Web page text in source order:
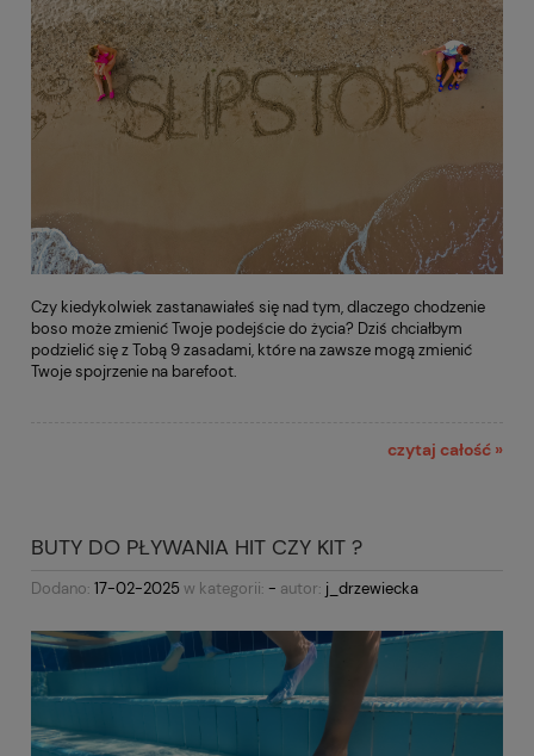
Czy kiedykolwiek zastanawiałeś się nad tym, dlaczego chodzenie
boso może zmienić Twoje podejście do życia? Dziś chciałbym
podzielić się z Tobą 9 zasadami, które na zawsze mogą zmienić
Twoje spojrzenie na barefoot.
czytaj całość »
BUTY DO PŁYWANIA HIT CZY KIT ?
Dodano: 17-02-2025w kategorii: - autor: j_drzewiecka